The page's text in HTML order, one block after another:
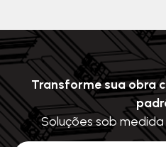
Transforme sua obra
Soluções sob